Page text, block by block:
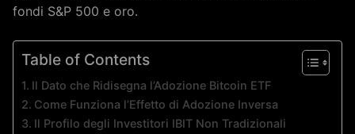
fondi S&P 500 e oro.
Table of Contents
Il Dato che Ridisegna l’Adozione Bitcoin ETF
Come Funziona l’Effetto di Adozione Inversa
Il Profilo degli Investitori IBIT Non Tradizionali